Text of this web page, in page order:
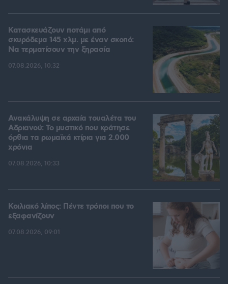
Κατασκευάζουν ποτάμι από
σκυρόδεμα 145 χλμ. με έναν σκοπό:
Να τερματίσουν την ξηρασία
07.08.2026, 10:32
Ανακάλυψη σε αρχαία τουαλέτα του
Αδριανού: Το μυστικό που κράτησε
όρθια τα ρωμαϊκά κτίρια για 2.000
χρόνια
07.08.2026, 10:33
Κοιλιακό λίπος: Πέντε τρόποι που το
εξαφανίζουν
07.08.2026, 09:01